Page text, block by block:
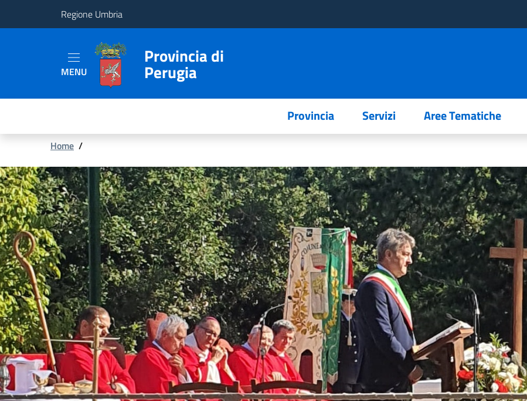
Regione Umbria
Tematiche
MENU
Provincia di
Perugia
Provincia Servizi Aree Tematiche
Briciole
di
pane
Home /